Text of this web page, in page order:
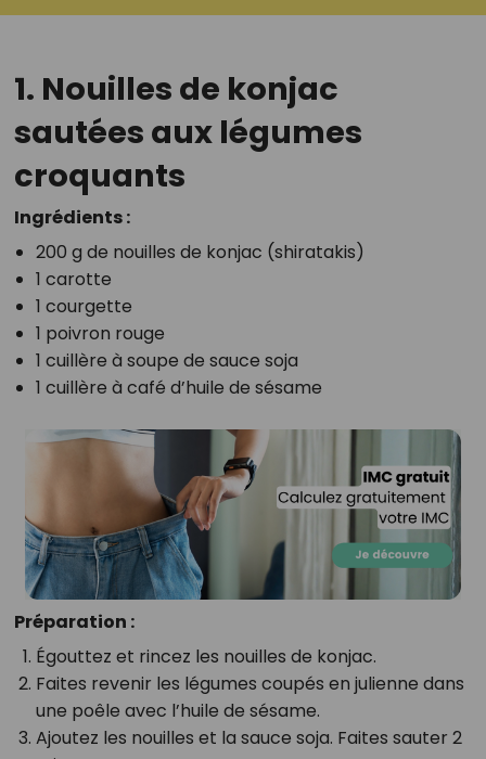
1. Nouilles de konjac
sautées aux légumes
croquants
Ingrédients :
200 g de nouilles de konjac (shiratakis)
1 carotte
1 courgette
1 poivron rouge
1 cuillère à soupe de sauce soja
1 cuillère à café d’huile de sésame
Préparation :
Égouttez et rincez les nouilles de konjac.
Faites revenir les légumes coupés en julienne dans
une poêle avec l’huile de sésame.
Ajoutez les nouilles et la sauce soja. Faites sauter 2